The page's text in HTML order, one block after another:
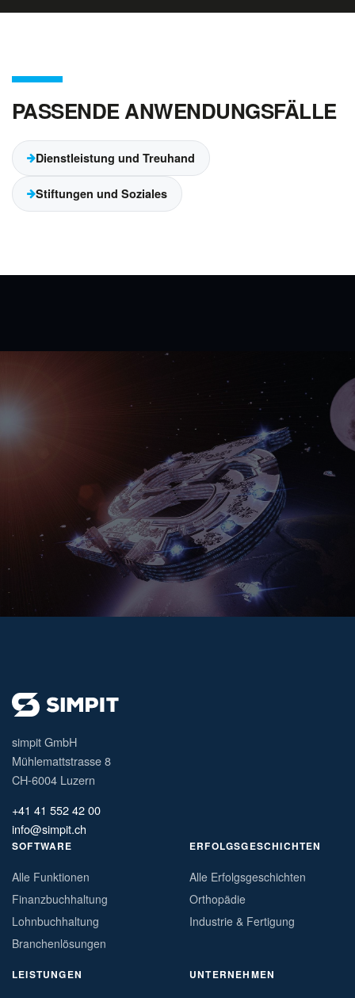
PASSENDE ANWENDUNGSFÄLLE
Dienstleistung und Treuhand
Stiftungen und Soziales
simpit GmbH
Mühlemattstrasse 8
CH-6004 Luzern
+41 41 552 42 00
info@simpit.ch
SOFTWARE
Alle Funktionen
Finanzbuchhaltung
Lohnbuchhaltung
Branchenlösungen
ERFOLGSGESCHICHTEN
Alle Erfolgsgeschichten
Orthopädie
Industrie & Fertigung
LEISTUNGEN UNTERNEHMEN